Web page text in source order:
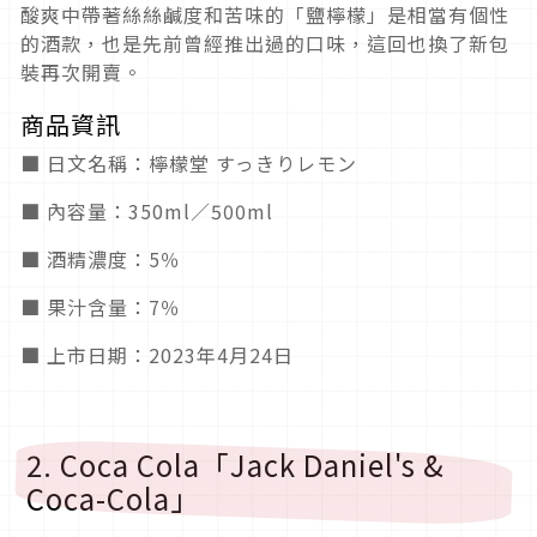
酸爽中帶著絲絲鹹度和苦味的「鹽檸檬」是相當有個性
的酒款，也是先前曾經推出過的口味，這回也換了新包
裝再次開賣。
商品資訊
■ 日文名稱：檸檬堂 すっきりレモン
■ 內容量：350ml／500ml
■ 酒精濃度：5％
■ 果汁含量：7％
■ 上市日期：2023年4月24日
2. Coca Cola「Jack Daniel's &
Coca-Cola」